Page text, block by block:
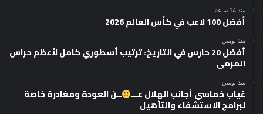
منذ 14 ساعة
أفضل 100 لاعب في كأس العالم 2026
منذ يومين
أفضل 20 حارس في التاريخ: ترتيب أسطوري كامل لأعظم حراس
المرمى
منذ يومين
غياب خماسي أجانب الهلال عـــ ــن العودة ومغادرة خاصة
لبرامج الاستشفاء والتأهيل